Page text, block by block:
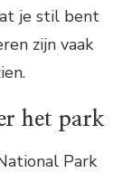
je stil bent
zijn vaak
het park
Park